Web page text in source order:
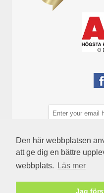
Den här webbplatsen
att ge dig en bättre
webbplats.
Läs mer
Jag